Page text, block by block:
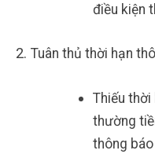
điều kiện
Tuân thủ thời hạn
Thiếu
thường
thông